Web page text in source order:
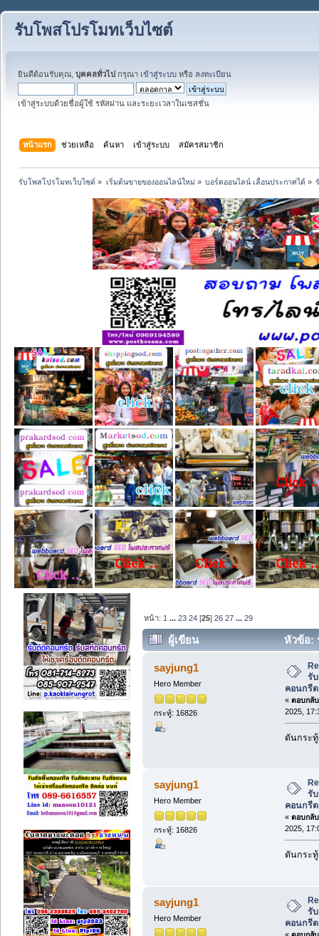
รับโพสโปรโมทเว็บไซต์
ยินดีต้อนรับคุณ, บุคคลทั่วไป กรุณา เข้าสู่ระบบ หรือ ลงทะเบียน
เข้าสู่ระบบด้วยชื่อผู้ใช้ รหัสผ่าน และระยะเวลาในเซสชั่น
หน้าแรก ช่วยเหลือ ค้นหา เข้าสู่ระบบ สมัครสมาชิก
รับโพสโปรโมทเว็บไซต์ » เริ่มต้นขายของออนไลน์ใหม่» บอร์ดออนไลน์ เลื่อนประกาศได้»
หน้า: 1 ...23 24 [25]26 27 ...29
ผู้เขียน
หัวข้อ:
คอนกรีต (อ่าน 64219 ครั้ง)
sayjung1
Hero Member
กระทู้: 16826
รับ
คอนกรีต
« ตอบกลั
2025,
ดันกระ
sayjung1
Hero Member
กระทู้: 16826
รับ
คอนกรีต
« ตอบกลั
2025,
ดันกระ
sayjung1
Hero Member
รับ
คอนกรีต